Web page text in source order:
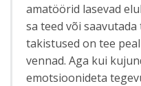
amatöörid lasevad
sa teed või
takistused on tee
vennad. Aga kui
emotsioonideta